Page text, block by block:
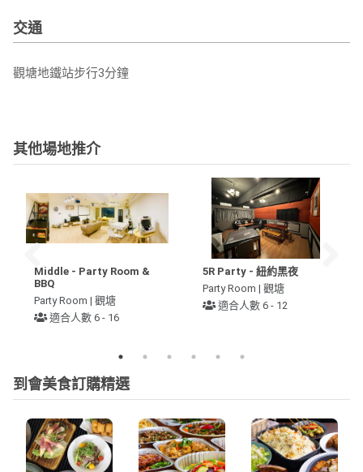
交通
觀塘地鐵站步行3分鐘
其他場地推介
Middle - Party Room &
BBQ
Party Room | 觀塘
適合人數 6 - 16
5R Party - 紐約黑夜
Party Room | 觀塘
適合人數 6 - 12
到會美食訂購精選